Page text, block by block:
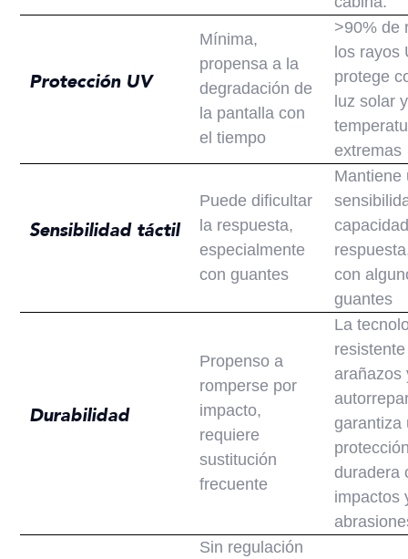
Protección UV
Mínima,
propensa a la
degradación de
la pantalla con
el tiempo
>90% de
los rayos
protege
luz solar
extremas
Sensibilidad táctil
Puede dificultar
la respuesta,
especialmente
con guantes
Mantiene
con
guantes
Durabilidad
Propenso a
romperse por
impacto,
requiere
sustitución
frecuente
La
arañazos
garantiza
duradera
impactos
Sin regulación